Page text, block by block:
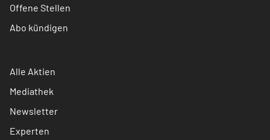
Offene Stellen
Abo kündigen
Alle Aktien
Mediathek
Newsletter
Experten